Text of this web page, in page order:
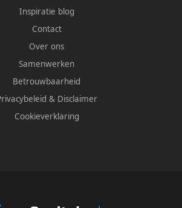
Inspiratie blog
Contact
Over ons
Samenwerken
Betrouwbaarheid
& Disclaimer
Cookieverklaring